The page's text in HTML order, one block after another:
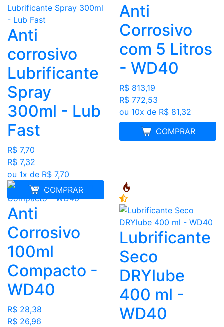
Anti
corrosivo
Lubrificante
Spray
300ml - Lub
Fast
R$ 7,70
R$ 7,32
ou 1x de R$ 7,70
COMPRAR
Anti
Corrosivo
com 5 Litros
- WD40
R$ 813,19
R$ 772,53
ou 10x de R$ 81,32
COMPRAR
MELHOR PREÇO
Anti
Corrosivo
100ml
Compacto -
WD40
R$ 28,38
R$ 26,96
Lubrificante
Seco
DRYlube
400 ml -
WD40